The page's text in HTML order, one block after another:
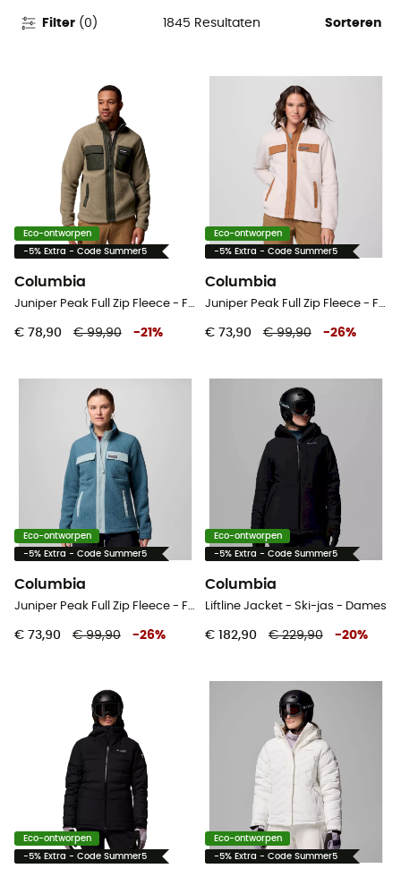
Filter (0 ) 1845 Resultaten Sorteren
Eco-ontworpen
-5% Extra - Code Summer5
Columbia
Juniper Peak Full Zip Fleece - Fleecevest - Heren
€ 78,90 € 99,90 -21 %
Eco-ontworpen
-5% Extra - Code Summer5
Columbia
Juniper Peak Full Zip Fleece - Fleecevest - Dames
€ 73,90 € 99,90 -26%
Eco-ontworpen
-5% Extra - Code Summer5
Columbia
Juniper Peak Full Zip Fleece - Fleecevest - Dames
€ 73,90 € 99,90 -26%
Eco-ontworpen
-5% Extra - Code Summer5
Columbia
Liftline Jacket - Ski-jas - Dames
€ 182,90 € 229,90 -20%
Eco-ontworpen
-5% Extra - Code Summer5
Eco-ontworpen
-5% Extra - Code Summer5